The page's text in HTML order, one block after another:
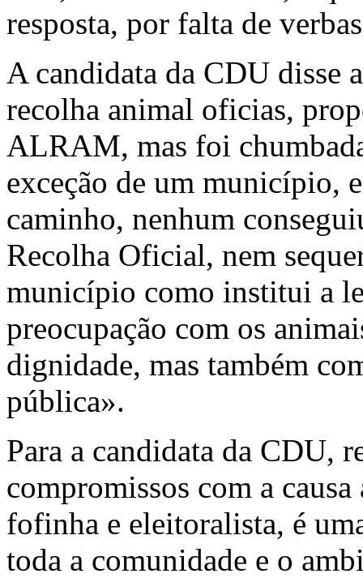
resposta, por falta de
A candidata da CDU disse
recolha animal oficias,
ALRAM, mas foi
exceção de um município,
caminho, nenhum
Recolha Oficial, nem
município como institui a
preocupação com os
dignidade, mas também
pública».
Para a candidata da CDU,
compromissos com a
fofinha e eleitoralista, é
toda a comunidade e o